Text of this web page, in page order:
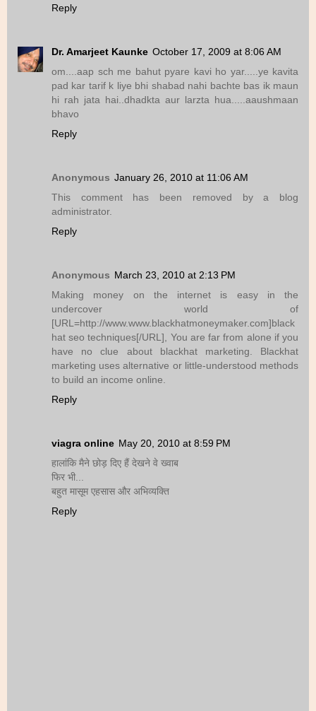
Reply
Dr. Amarjeet Kaunke October 17, 2009 at 8:06 AM
om....aap sch me bahut pyare kavi ho yar.....ye kavita
pad kar tarif k liye bhi shabad nahi bachte bas ik maun
hi rah jata hai..dhadkta aur larzta hua.....aaushmaan
bhavo
Reply
Anonymous January 26, 2010 at 11:06 AM
This comment has been removed by a blog
administrator.
Reply
Anonymous March 23, 2010 at 2:13 PM
Making money on the internet is easy in the
undercover world of
[URL=http://www.www.blackhatmoneymaker.com]black
hat seo techniques[/URL], You are far from alone if you
have no clue about blackhat marketing. Blackhat
marketing uses alternative or little-understood methods
to build an income online.
Reply
viagra online May 20, 2010 at 8:59 PM
हालांकि मैने छोड़ दिए हैं देखने वे ख्वाब
फिर भी...
बहुत मासूम एहसास और अभिव्यक्ति
Reply